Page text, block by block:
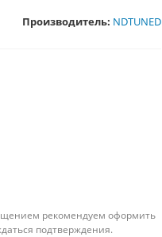
Производитель: NDTUNED
рекомендуем оформить
подтверждения.